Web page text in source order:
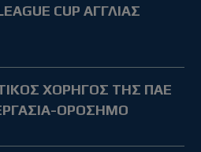
CUP ΑΓΓΛΙΑΣ
ΧΟΡΗΓΟΣ ΤΗΣ ΠΑΕ
ΟΡΟΣΗΜΟ